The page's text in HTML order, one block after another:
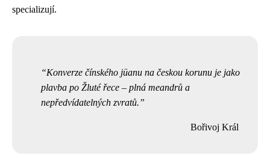
specializují.
Konverze čínského jüanu na českou korunu je jako
plavba po Žluté řece – plná meandrů a
nepředvídatelných zvratů.
Bořivoj Král